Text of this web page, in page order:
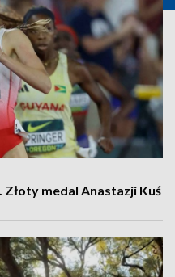
medal Anastazji Kuś